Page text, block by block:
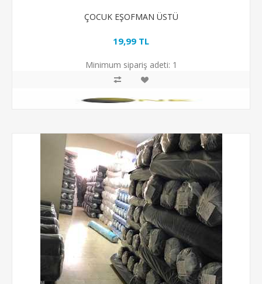
ÇOCUK EŞOFMAN ÜSTÜ
19,99 TL
Minimum sipariş adeti: 1